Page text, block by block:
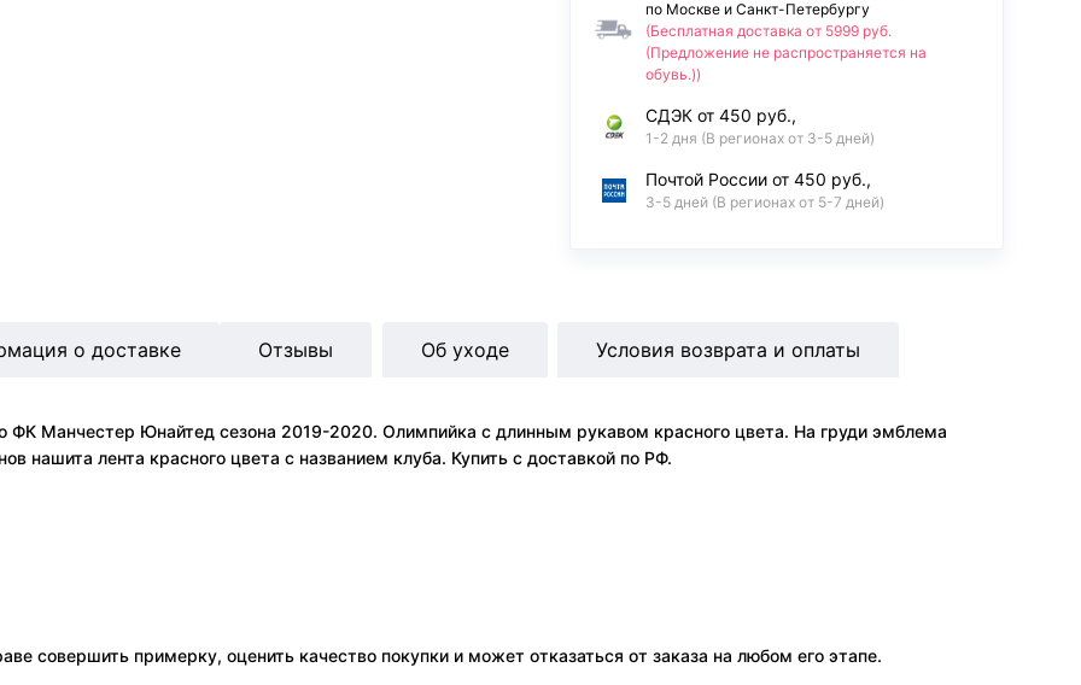
по Москве и Санкт-Петербургу
(Бесплатная доставка от 5999 руб.
(Предложение не распространяется на
обувь.))
СДЭК от 450 руб.,
1-2 дня (В регионах от 3-5 дней)
Почтой России от 450 руб.,
3-5 дней (В регионах от 5-7 дней)
ФК Манчестер Юнайтед сезона 2019-2020. Олимпийка с длинным рукавом красного цвета. На груди эмблема
нашита лента красного цвета с названием клуба. Купить с доставкой по РФ.
о доставке Отзывы Об уходе Условия возврата и оплаты
совершить примерку, оценить качество покупки и может отказаться от заказа на любом его этапе.